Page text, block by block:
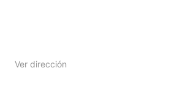
Ver dirección